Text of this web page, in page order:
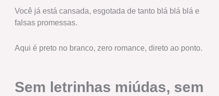
Você já está cansada, esgotada de tanto blá blá blá e
falsas promessas.
Aqui é preto no branco, zero romance, direto ao ponto.
Sem letrinhas miúdas, sem